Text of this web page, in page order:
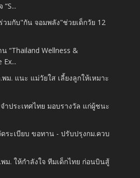
“S...
มกับ"กัน จอมพลัง"ช่วยเด็กวัย 12
“Thailand Wellness &
Ex...
ม. แนะ แม่วัยใส เลี้ยงลูกให้เหมาะ
ำประเทศไทย มอบรางวัล แก่ผู้ชนะ
ดระเบียบ ขอทาน - ปรับปรุงกม.ควบ
พม. ให้กำลังใจ ทีมเด็กไทย ก่อนบินสู้